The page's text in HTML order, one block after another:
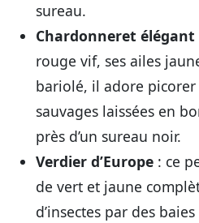
sureau.
Chardonneret élégant
rouge vif, ses ailes
bariolé, il adore
sauvages laissées en
près d’un sureau noir.
Verdier d’Europe : ce
de vert et jaune
d’insectes par des